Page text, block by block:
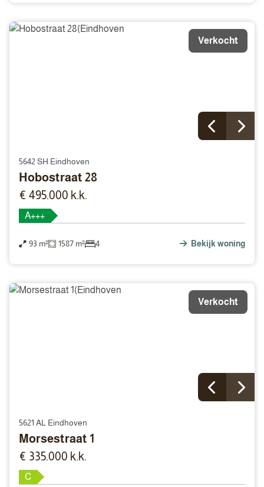
Verkocht
5642 SH Eindhoven
Hobostraat 28
€ 495.000 k.k.
A+++
93 m² 1587 m² 4 Bekijk woning
Verkocht
5621 AL Eindhoven
Morsestraat 1
€ 335.000 k.k.
C